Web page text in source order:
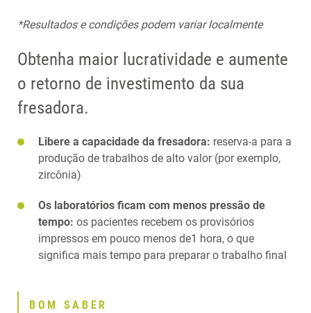
*Resultados e condições podem variar localmente
Obtenha maior lucratividade e aumente
o retorno de investimento da sua
fresadora.
Libere a capacidade da fresadora: reserva-a para a
produção de trabalhos de alto valor (por exemplo,
zircônia)
Os laboratórios ficam com menos pressão de
tempo: os pacientes recebem os provisórios
impressos em pouco menos de1 hora, o que
significa mais tempo para preparar o trabalho final
BOM SABER